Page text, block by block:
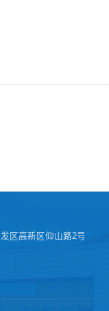
区高新区仰山路2号